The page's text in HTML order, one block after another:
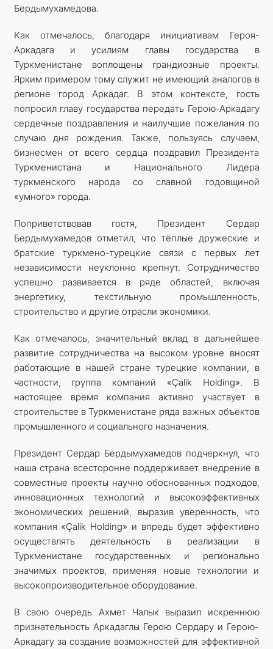
Бердымухамедова.
Как отмечалось, благодаря инициативам Героя-
Аркадага и усилиям главы государства в
Туркменистане воплощены грандиозные проекты.
Ярким примером тому служит не имеющий аналогов в
регионе город Аркадаг. В этом контексте, гость
попросил главу государства передать Герою-Аркадагу
сердечные поздравления и наилучшие пожелания по
случаю дня рождения. Также, пользуясь случаем,
бизнесмен от всего сердца поздравил Президента
Туркменистана и Национального Лидера
туркменского народа со славной годовщиной
«умного» города.
Поприветствовав гостя, Президент Сердар
Бердымухамедов отметил, что тёплые дружеские и
братские туркмено-турецкие связи с первых лет
независимости неуклонно крепнут. Сотрудничество
успешно развивается в ряде областей, включая
энергетику, текстильную промышленность,
строительство и другие отрасли экономики.
Как отмечалось, значительный вклад в дальнейшее
развитие сотрудничества на высоком уровне вносят
работающие в нашей стране турецкие компании, в
частности, группа компаний «Çalik Holding». В
настоящее время компания активно участвует в
строительстве в Туркменистане ряда важных объектов
промышленного и социального назначения.
Президент Сердар Бердымухамедов подчеркнул, что
наша страна всесторонне поддерживает внедрение в
совместные проекты научно обоснованных подходов,
инновационных технологий и высокоэффективных
экономических решений, выразив уверенность, что
компания «Çalik Holding» и впредь будет эффективно
осуществлять деятельность в реализации в
Туркменистане государственных и регионально
значимых проектов, применяя новые технологии и
высокопроизводительное оборудование.
В свою очередь Ахмет Чалык выразил искреннюю
признательность Аркадаглы Герою Сердару и Герою-
Аркадагу за создание возможностей для эффективной